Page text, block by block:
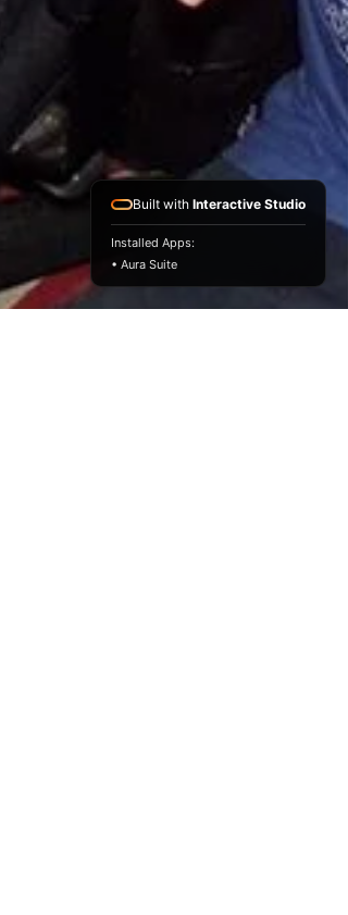
Built with Interactive Studio
Installed Apps:
• Aura Suite